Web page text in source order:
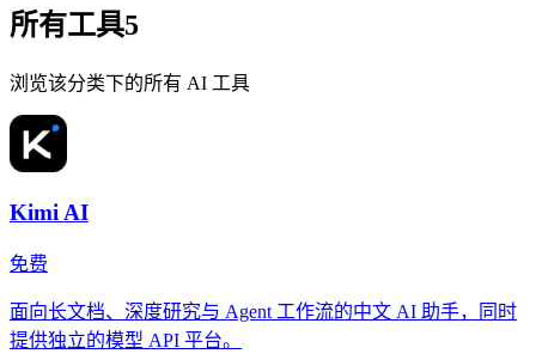
所有工具5
浏览该分类下的所有 AI 工具
Kimi AI
免费
面向长文档、深度研究与 Agent 工作流的中文 AI 助手，同时
提供独立的模型 API 平台。